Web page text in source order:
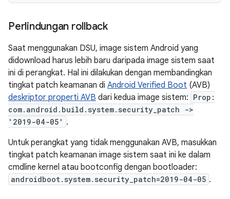
Perlindungan rollback
Saat menggunakan DSU, image sistem Android yang
didownload harus lebih baru daripada image sistem saat
ini di perangkat. Hal ini dilakukan dengan membandingkan
tingkat patch keamanan di Android Verified Boot (AVB)
deskriptor properti AVB dari kedua image sistem: Prop:
com.android.build.system.security_patch ->
'2019-04-05' .
Untuk perangkat yang tidak menggunakan AVB, masukkan
tingkat patch keamanan image sistem saat ini ke dalam
cmdline kernel atau bootconfig dengan bootloader:
androidboot.system.security_patch=2019-04-05 .